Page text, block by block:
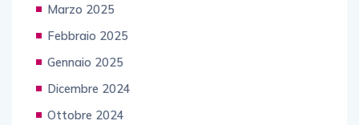
Marzo 2025
Febbraio 2025
Gennaio 2025
Dicembre 2024
Ottobre 2024